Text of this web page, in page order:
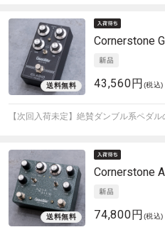
Cornerstone
43,560円 (税込)
【次回入荷未定】絶賛ダンブル系ペダ
Cornerstone
74,800円 (税込)